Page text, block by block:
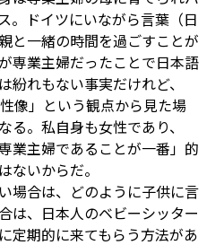
。ドイツにいながら言葉（日
と一緒の時間を過ごすことが
専業主婦だったことで日本語
紛れもない事実だけれど、
像」という観点から見た場
る。私自身も女性であり、
業主婦であることが一番」的
ないからだ。
場合は、どのように子供に言
は、日本人のベビーシッター
定期的に来てもらう方法があ